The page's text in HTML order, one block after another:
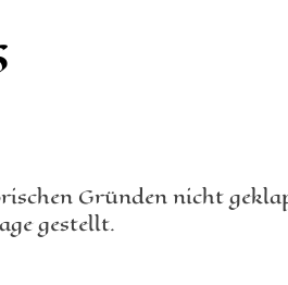
Gründen nicht
gestellt.